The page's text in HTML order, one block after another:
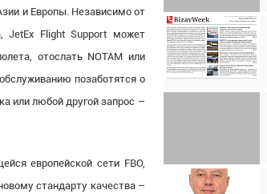
и Европы. Независимо от
JetEx Flight Support может
отослать NOTAM или
позаботятся о
или любой другой запрос –
европейской сети FBO,
стандарту качества –